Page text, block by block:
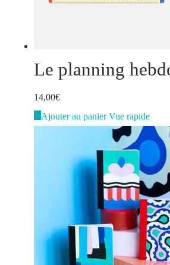
Le planning
14,00€
Ajouter au panier Vue rapide